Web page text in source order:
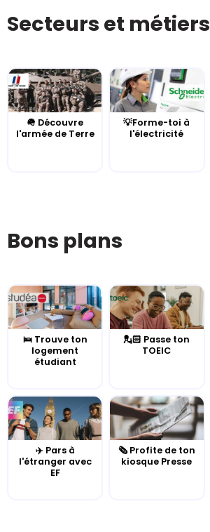
Secteurs et métiers
🪖 Découvre
l'armée de Terre
💡Forme-toi à
l'électricité
Bons plans
🛌 Trouve ton
logement
étudiant
💂🏻 Passe ton
TOEIC
✈️ Pars à
l'étranger avec
EF
🗞️ Profite de ton
kiosque Presse